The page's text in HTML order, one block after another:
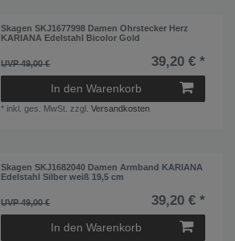
Skagen SKJ1677998 Damen Ohrstecker Herz
KARIANA Edelstahl Bicolor Gold
UVP 49,00 € 39,20 € *
In den Warenkorb
* inkl. ges. MwSt. zzgl.Versandkosten
Skagen SKJ1682040 Damen Armband KARIANA
Edelstahl Silber weiß 19,5 cm
UVP 49,00 € 39,20 € *
In den Warenkorb